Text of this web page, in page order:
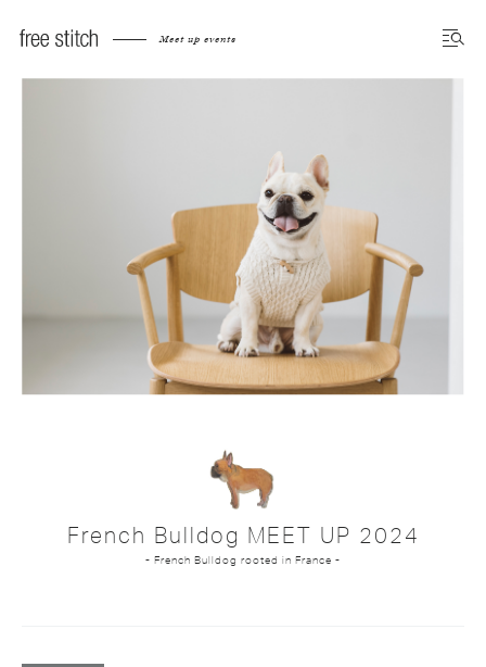
Meet up events
French Bulldog MEET UP 2024
- French Bulldog rooted in France -